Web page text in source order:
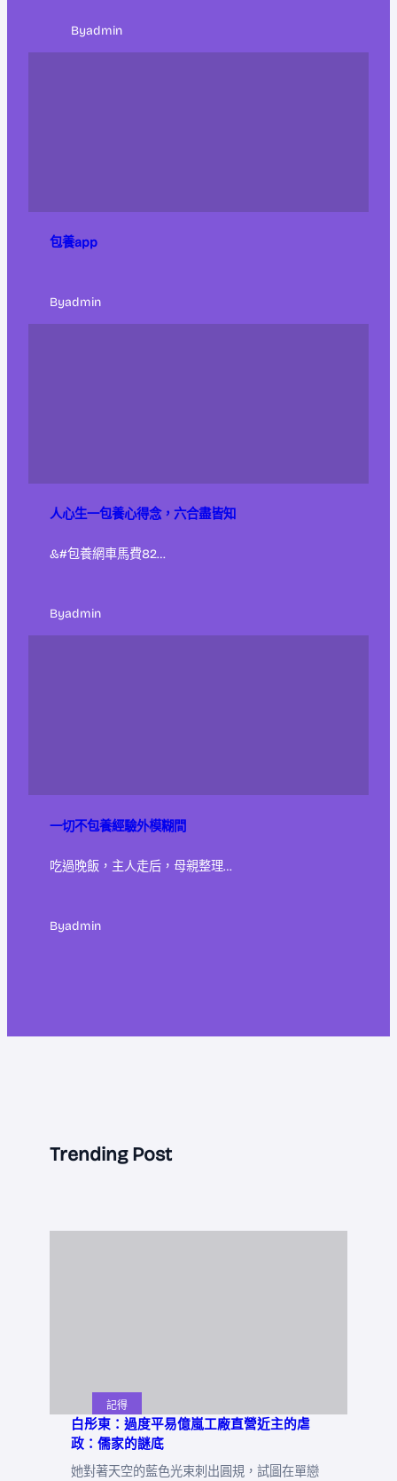
Byadmin
包養app
Byadmin
人心生一包養心得念，六合盡皆知
&#包養網車馬費82…
Byadmin
一切不包養經驗外模糊間
吃過晚飯，主人走后，母親整理…
Byadmin
Trending Post
記得
白彤東：過度平易億嵐工廠直營近主的虐
政：儒家的謎底
她對著天空的藍色光束刺出圓規，試圖在單戀